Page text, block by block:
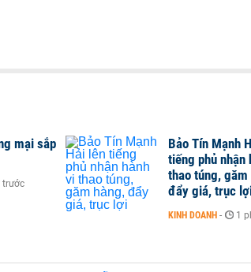
mại sắp
trước
Bảo Tín Mạnh
tiếng phủ nhận
thao túng, găm
đẩy giá, trục
KINH DOANH - 1